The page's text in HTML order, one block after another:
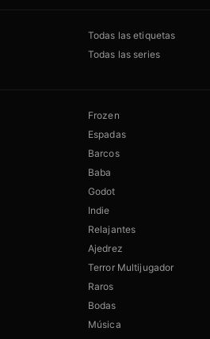
Todas las etiquetas
Todas las series
Frozen
Espadas
Barcos
Baba
Godot
Indie
Relajantes
Ajedrez
Terror Multijugador
Raros
Bodas
Música